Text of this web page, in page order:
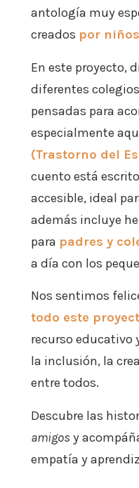
antología muy
creados por
En este proyecto,
diferentes
pensadas para
especialmente
(Trastorno del
cuento está
accesible, ideal
además incluye
para padres y
a día con los
Nos sentimos
todo este
recurso educativo
la inclusión, la
entre todos.
Descubre las
amigos y
empatía y